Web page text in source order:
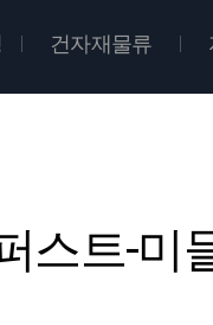
건자재물류
스트-미